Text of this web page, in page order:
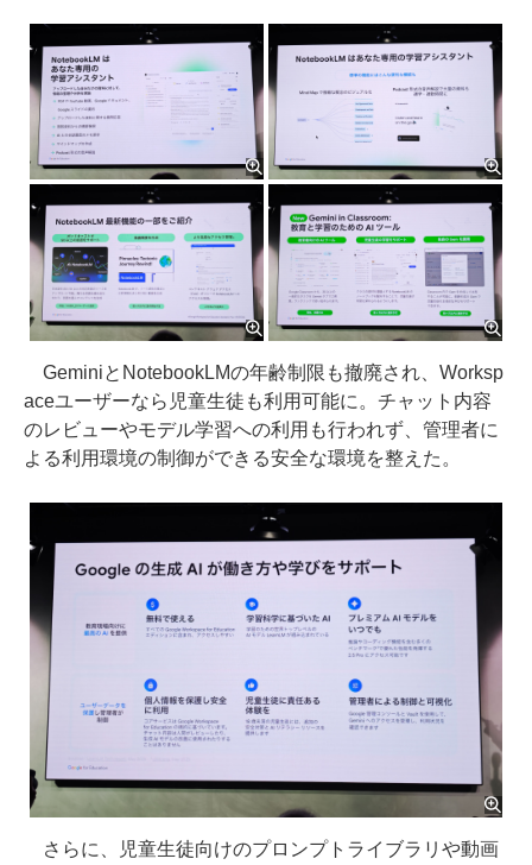
GeminiとNotebookLMの年齢制限も撤廃され、Worksp
aceユーザーなら児童生徒も利用可能に。チャット内容
のレビューやモデル学習への利用も行われず、管理者に
よる利用環境の制御ができる安全な環境を整えた。
さらに、児童生徒向けのプロンプトライブラリや動画